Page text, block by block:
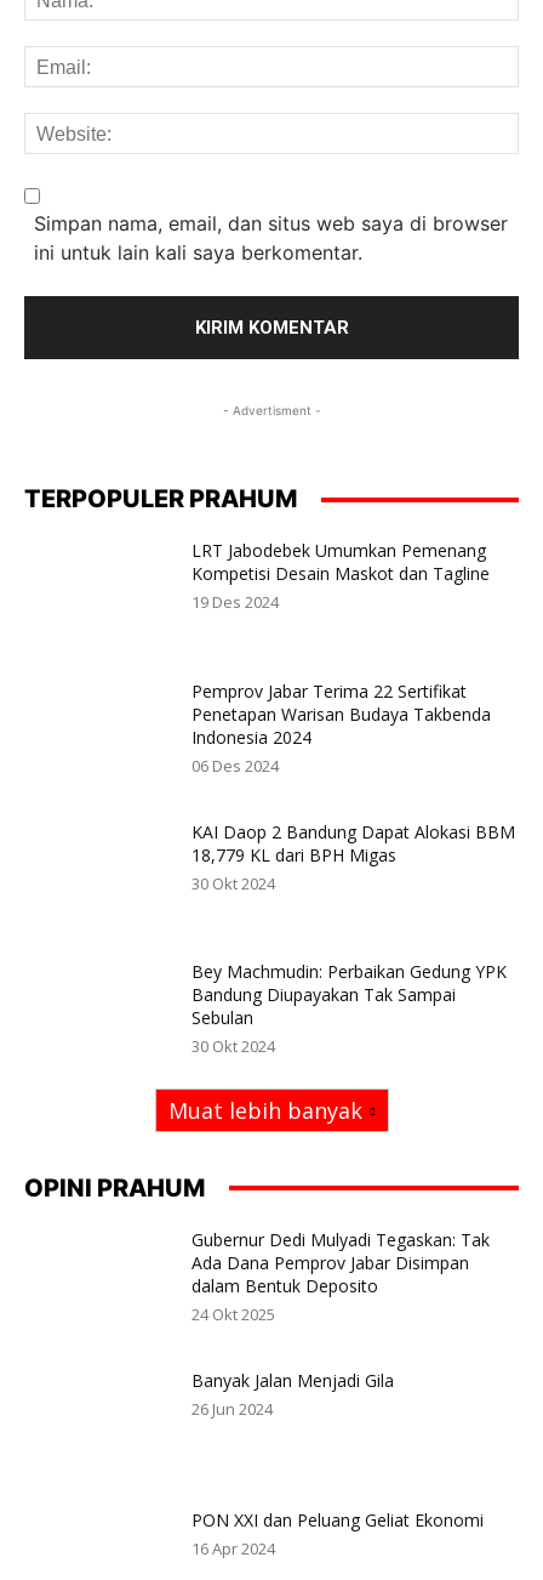
Simpan nama, email, dan situs web saya di browser
ini untuk lain kali saya berkomentar.
- Advertisment -
TERPOPULER PRAHUM
LRT Jabodebek Umumkan Pemenang
Kompetisi Desain Maskot dan Tagline
19 Des 2024
Pemprov Jabar Terima 22 Sertifikat
Penetapan Warisan Budaya Takbenda
Indonesia 2024
06 Des 2024
KAI Daop 2 Bandung Dapat Alokasi BBM
18,779 KL dari BPH Migas
30 Okt 2024
Bey Machmudin: Perbaikan Gedung YPK
Bandung Diupayakan Tak Sampai
Sebulan
30 Okt 2024
Muat lebih banyak
OPINI PRAHUM
Gubernur Dedi Mulyadi Tegaskan: Tak
Ada Dana Pemprov Jabar Disimpan
dalam Bentuk Deposito
24 Okt 2025
Banyak Jalan Menjadi Gila
26 Jun 2024
PON XXI dan Peluang Geliat Ekonomi
16 Apr 2024